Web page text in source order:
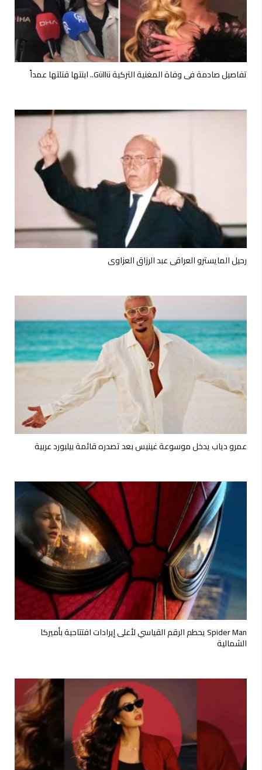
تفاصيل صادمة في وفاة المغنية التركية Güllü.. ابنتها قتلتها عمداً
رحيل المايسترو العراقي عبد الرزاق العزاوي
عمرو دياب يدخل موسوعة غينيس بعد تصدره قائمة بيلبورد عربية
Spider Man يحطم الرقم القياسي لأعلى إيرادات افتتاحية بأميركا
الشمالية